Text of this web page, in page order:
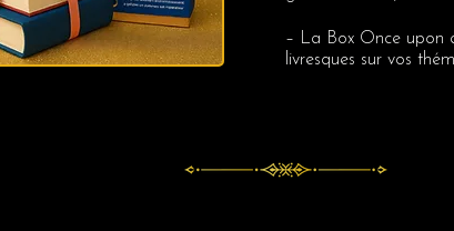
– La Box Once upon
livresques sur vos